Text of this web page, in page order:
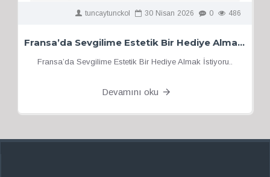
tuncaytunckol 30 Nisan 2026 0 486
Fransa’da Sevgilime Estetik Bir Hediye Almak İstiyorum
Fransa’da Sevgilime Estetik Bir Hediye Almak İstiyoru..
Devamını oku